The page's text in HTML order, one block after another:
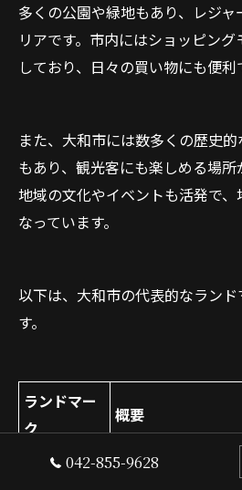
多くの公園や緑地もあり、レジ
リアです。市内にはショッピン
しており、日々の買い物にも便利
また、大和市には数多くの歴史
もあり、観光客にも楽しめる場所
地域の文化やイベントも活発で
なっています。
以下は、大和市の代表的なラン
す。
ランドマー
ク
概要
散歩などができる
042-855-9628